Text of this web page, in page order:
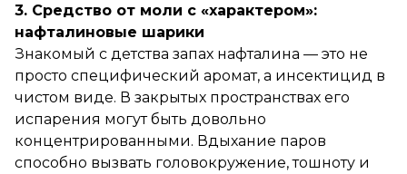
3. Средство от моли с «характером»:
нафталиновые шарики
Знакомый с детства запах нафталина — это не
просто специфический аромат, а инсектицид в
чистом виде. В закрытых пространствах его
испарения могут быть довольно
концентрированными. Вдыхание паров
способно вызвать головокружение, тошноту и